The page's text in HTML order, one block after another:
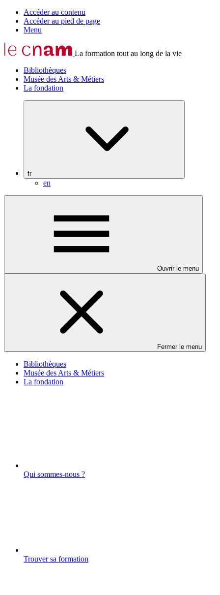
Accéder au contenu
Accéder au pied de page
Menu
La formation tout au long de la vie
Bibliothèques
Musée des Arts & Métiers
La fondation
fr
en
Ouvrir le menu
Fermer le menu
Bibliothèques
Musée des Arts & Métiers
La fondation
Qui sommes-nous ?
Trouver sa formation